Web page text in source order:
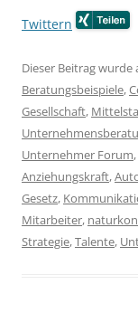
Twittern
Dieser Beitrag wurde
Beratungsbeispiele,
Gesellschaft,
Unternehmer Forum,
Anziehungskraft,
Gesetz,
Mitarbeiter,
Strategie,Talente,